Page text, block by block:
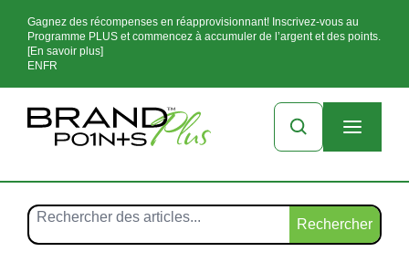
Gagnez des récompenses en réapprovisionnant! Inscrivez-vous au
Programme PLUS et commencez à accumuler de l’argent et des points.
[En savoir plus]
EN FR
Rechercher